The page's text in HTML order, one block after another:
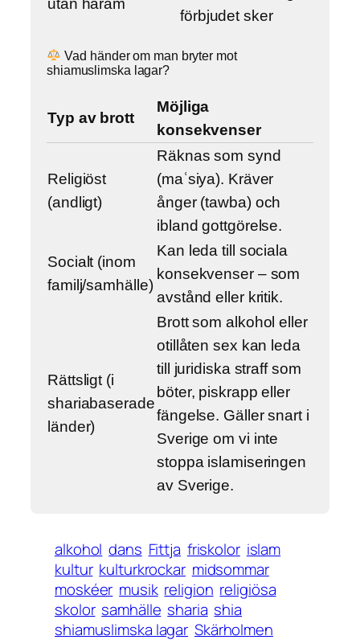
utan haram
förbjudet sker
Vad händer om man bryter mot
shiamuslimska lagar?
Typ av brott
Möjliga
konsekvenser
Religiöst
(andligt)
Räknas som synd
(maʿsiya). Kräver
ånger (tawba) och
ibland gottgörelse.
Socialt (inom
familj/samhälle)
Kan leda till sociala
konsekvenser – som
avstånd eller kritik.
Rättsligt (i
shariabaserade
länder)
Brott som alkohol eller
otillåten sex kan leda
till juridiska straff som
böter, piskrapp eller
fängelse. Gäller snart i
Sverige om vi inte
stoppa islamiseringen
av Sverige.
alkohol dans Fittja friskolor islam
kultur kulturkrockar midsommar
moskéer musik religion religiösa
skolor samhälle sharia shia
shiamuslimska lagar Skärholmen